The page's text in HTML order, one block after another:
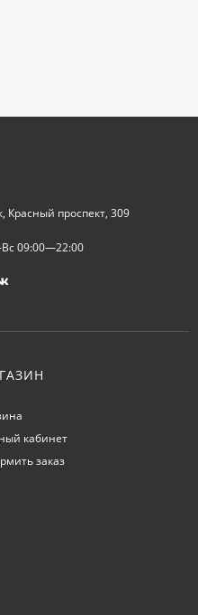
Красный проспект, 309
09:00—22:00
кабинет
заказ